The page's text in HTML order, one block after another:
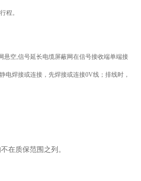
程。
悬空,信号延长电缆屏蔽网在信号接收端单端接
电焊接或连接，先焊接或连接0V线；排线时，
在质保范围之列。